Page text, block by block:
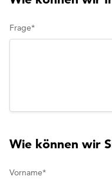
Frage*
Wie können wir
Vorname*